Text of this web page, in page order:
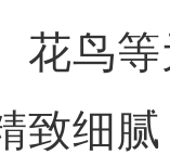
花鸟
致细